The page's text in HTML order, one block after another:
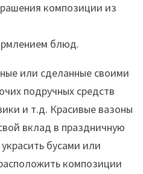
композиции из
блюд.
или сделанные своими
подручных средств
и т.д. Красивые вазоны
вклад в праздничную
бусами или
композиции